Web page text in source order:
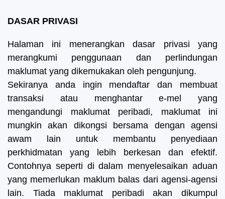
DASAR PRIVASI
Halaman ini menerangkan dasar privasi yang
merangkumi penggunaan dan perlindungan
maklumat yang dikemukakan oleh pengunjung.
Sekiranya anda ingin mendaftar dan membuat
transaksi atau menghantar e-mel yang
mengandungi maklumat peribadi, maklumat ini
mungkin akan dikongsi bersama dengan agensi
awam lain untuk membantu penyediaan
perkhidmatan yang lebih berkesan dan efektif.
Contohnya seperti di dalam menyelesaikan aduan
yang memerlukan maklum balas dari agensi-agensi
lain. Tiada maklumat peribadi akan dikumpul